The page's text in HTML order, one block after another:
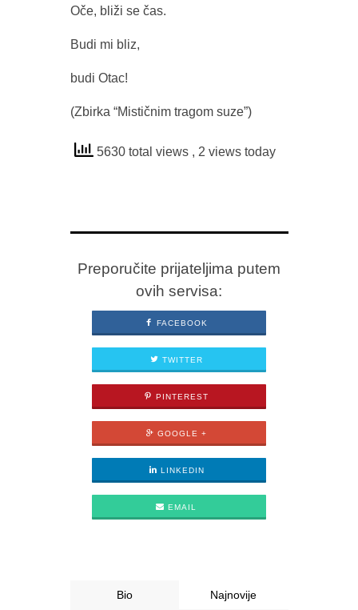
Oče, bliži se čas.
Budi mi bliz,
budi Otac!
(Zbirka “Mističnim tragom suze”)
5630 total views , 2 views today
Preporučite prijateljima putem
ovih servisa:
FACEBOOK
TWITTER
PINTEREST
GOOGLE +
LINKEDIN
EMAIL
Bio Najnovije